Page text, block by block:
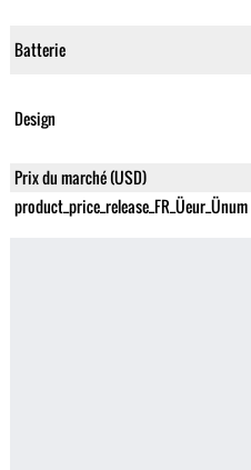
Batterie
Design
Prix du marché (USD)
product_price_release_FR_Üeur_Ünum